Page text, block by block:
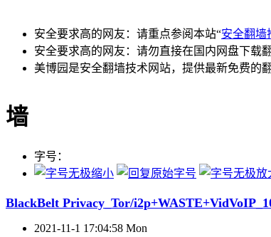
安全要求高的网友：请重点参阅本站“安全翻墙
安全要求高的网友：请勿直接在国内网盘下载
美博园是安全翻墙技术网站，提供最新免费的
墙
字号：
BlackBelt Privacy_Tor/
2021-11-1 17:04:58 Mon